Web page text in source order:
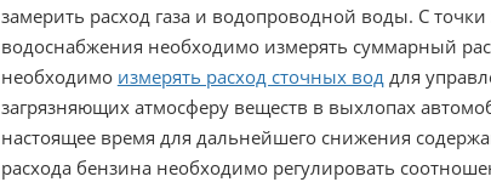
замерить расход газа и водопроводной воды. С
водоснабжения необходимо измерять суммарный
необходимо измерять расход сточных воддля
загрязняющих атмосферу веществ в выхлопах
настоящее время для дальнейшего снижения
расхода бензина необходимо регулировать